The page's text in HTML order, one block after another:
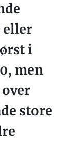
eller
i
men
store